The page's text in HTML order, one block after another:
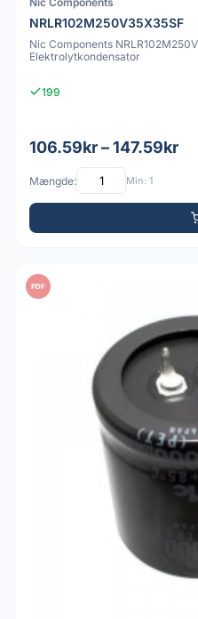
NRLR102M250V35X35SF
Nic Components
Elektrolytkondensator
199
106.59kr – 147.59kr
Mængde: Min: 1
PDF